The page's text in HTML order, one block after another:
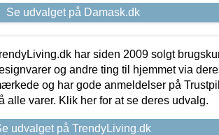
Se udvalget på Damask.dk
har siden 2009 solgt
og andre ting til hjemmet via
og har gode anmeldelser på
alle varer. Klik her for at se deres udvalg.
udvalget på TrendyLiving.dk